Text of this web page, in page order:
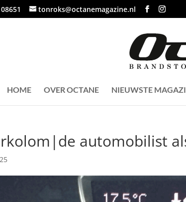
tonroks@octanemagazine.nl
HOME OVER OCTANE NIEUWSTE
automobilist